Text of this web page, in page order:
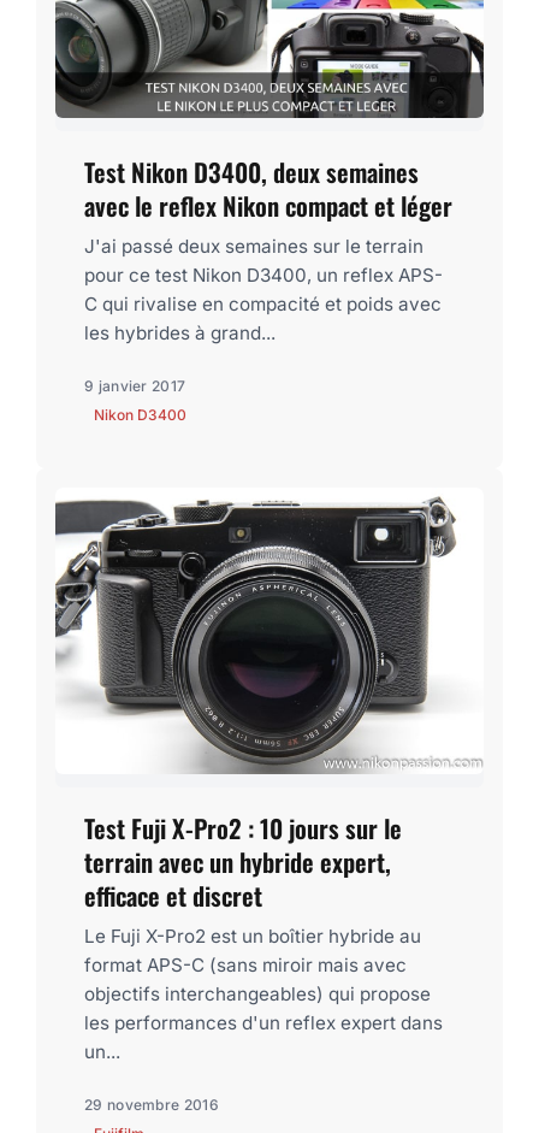
Test Nikon D3400, deux semaines
avec le reflex Nikon compact et léger
J'ai passé deux semaines sur le terrain
pour ce test Nikon D3400, un reflex APS-
C qui rivalise en compacité et poids avec
les hybrides à grand...
9 janvier 2017
Nikon D3400
Test Fuji X-Pro2 : 10 jours sur le
terrain avec un hybride expert,
efficace et discret
Le Fuji X-Pro2 est un boîtier hybride au
format APS-C (sans miroir mais avec
objectifs interchangeables) qui propose
les performances d'un reflex expert dans
un...
29 novembre 2016